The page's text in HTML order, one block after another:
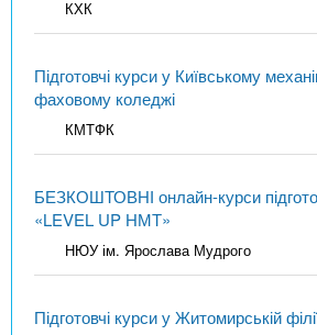
КХК
Підготовчі курси у Київському
фаховому коледжі
КМТФК
БЕЗКОШТОВНІ онлайн-курси
«LEVEL UP НМТ»
НЮУ ім. Ярослава Мудрого
Підготовчі курси у Житомирській